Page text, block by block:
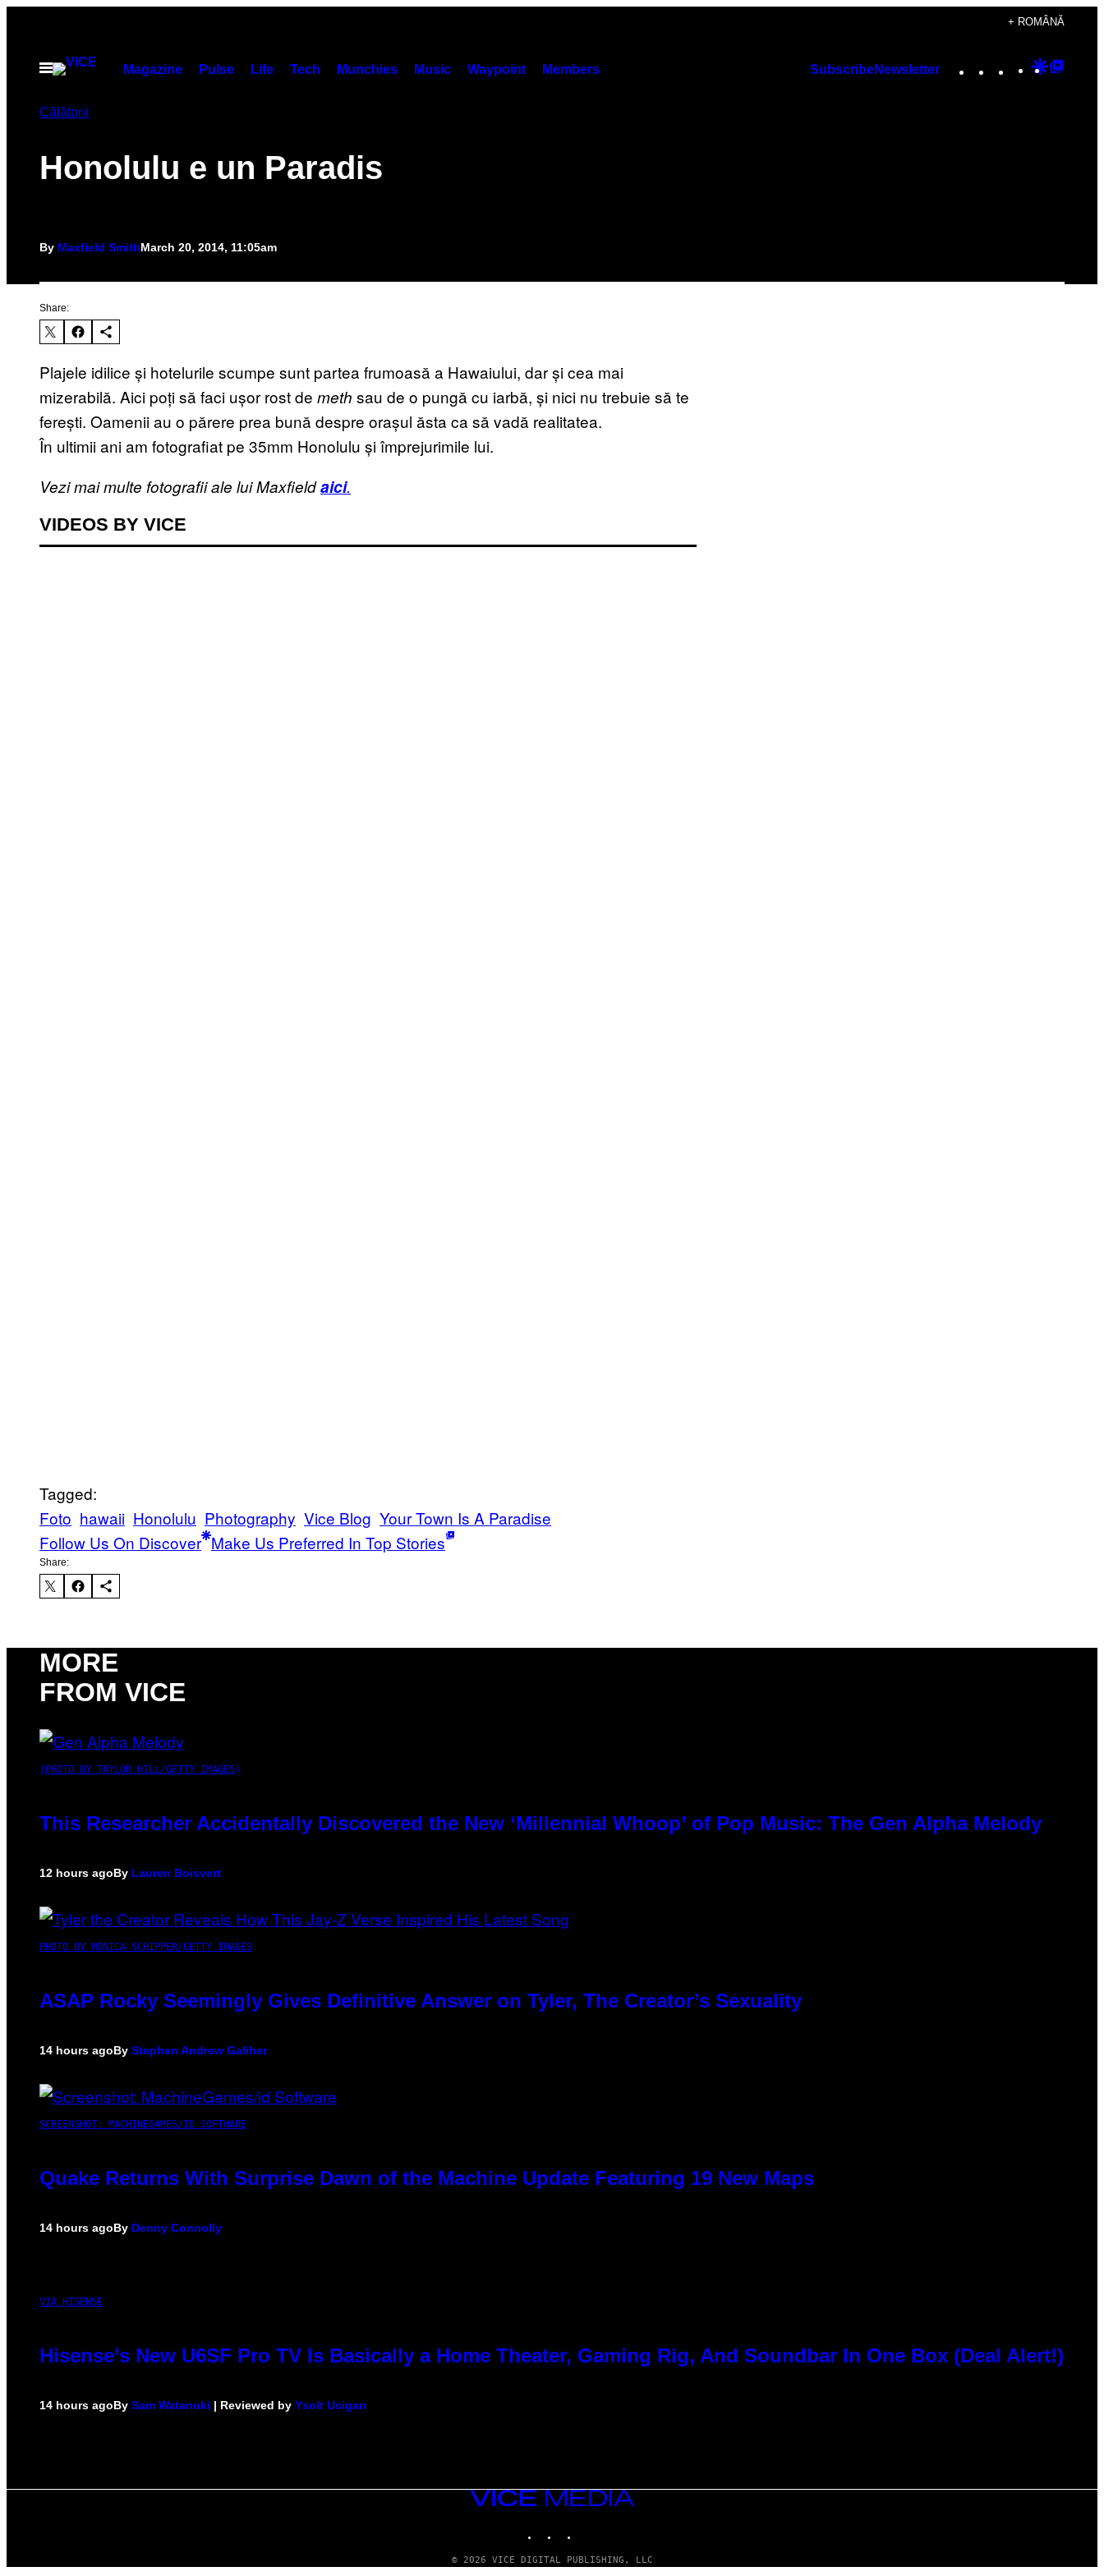
content
+ ROMÂNĂ
Open
Magazine Pulse Life Tech Munchies Music Waypoint Members SubscribeNewsletter Instagram
TikTok
YouTube
Google
Călătorii
Honolulu e un Paradis
By Maxfield SmithMarch 20, 2014, 11:05am
Share:
Plajele idilice și hotelurile scumpe sunt partea frumoasă a Hawaiului, dar și cea mai
mizerabilă. Aici poți să faci ușor rost de meth sau de o pungă cu iarbă, și nici nu trebuie să te
ferești. Oamenii au o părere prea bună despre orașul ăsta ca să vadă realitatea.
În ultimii ani am fotografiat pe 35mm Honolulu și împrejurimile lui.
Vezi mai multe fotografii ale lui Maxfieldaici.
VIDEOS BY VICE
Tagged:
Foto hawaii Honolulu Photography Vice Blog Your Town Is A Paradise
Follow Us On Discover Make Us Preferred In Top Stories
Share:
MORE
FROM VICE
(PHOTO BY TAYLOR HILL/GETTY IMAGES)
This Researcher Accidentally Discovered the New ‘Millennial Whoop’ of Pop Music: The Gen Alpha Melody
12 hours agoBy Lauren Boisvert
PHOTO BY MONICA SCHIPPER/GETTY IMAGES
ASAP Rocky Seemingly Gives Definitive Answer on Tyler, The Creator’s Sexuality
14 hours agoBy Stephen Andrew Galiher
SCREENSHOT: MACHINEGAMES/ID SOFTWARE
Quake Returns With Surprise Dawn of the Machine Update Featuring 19 New Maps
14 hours agoBy Denny Connolly
VIA HISENSE
Hisense’s New U6SF Pro TV Is Basically a Home Theater, Gaming Rig, And Soundbar In One Box (Deal Alert!)
14 hours agoBy Sam Watanuki | Reviewed by Ysolt Usigan
VICE
MEDIA
© 2026 VICE DIGITAL PUBLISHING, LLC